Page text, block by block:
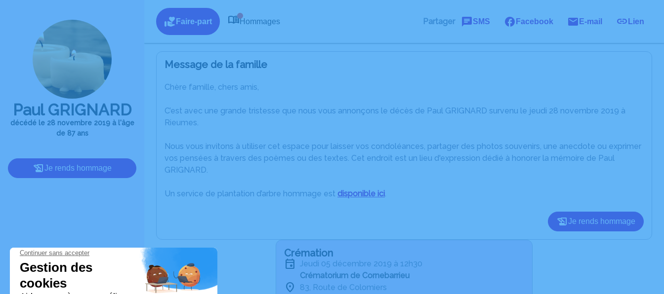
Paul GRIGNARD
décédé le 28 novembre 2019 à l'âge
de 87 ans
Je rends hommage
Faire-part Hommages Partager SMS Facebook E-mail Lien
Message de la famille
Chère famille, chers amis,
C’est avec une grande tristesse que nous vous annonçons le décès de Paul GRIGNARD survenu le jeudi 28 novembre 2019 à
Rieumes.
Nous vous invitons à utiliser cet espace pour laisser vos condoléances, partager des photos souvenirs, une anecdote ou exprimer
vos pensées à travers des poèmes ou des textes. Cet endroit est un lieu d'expression dédié à honorer la mémoire de Paul
GRIGNARD.
Un service de plantation d’arbre hommage est disponible ici.
Je rends hommage
Crémation
jeudi 05 décembre 2019 à 12h30
Crématorium de Cornebarrieu
83, Route de Colomiers